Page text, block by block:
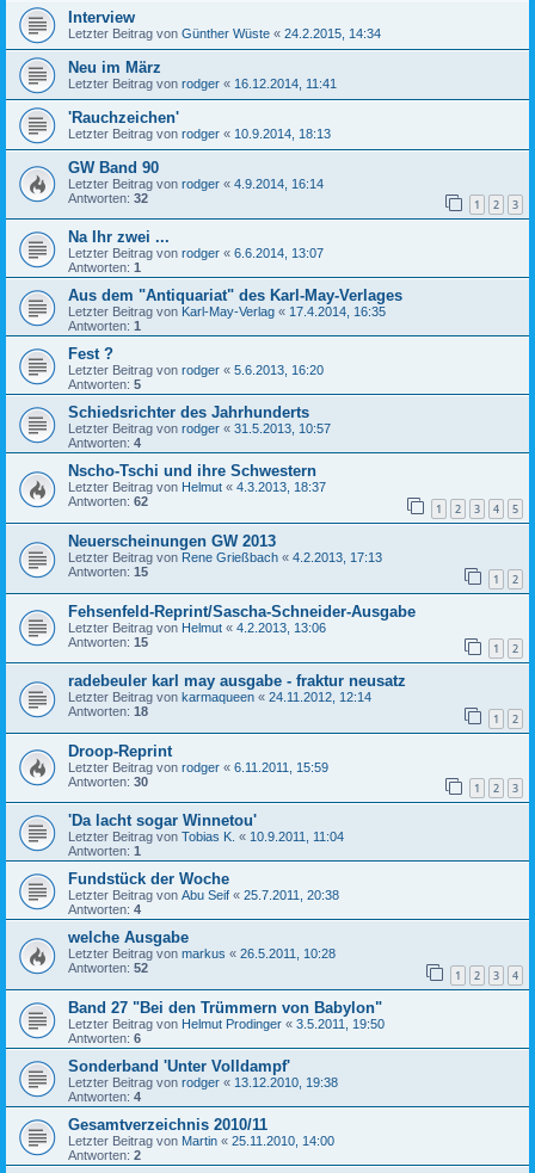
Interview
Letzter Beitrag von Günther Wüste « 24.2.2015, 14:34
Neu im März
Letzter Beitrag von rodger « 16.12.2014, 11:41
'Rauchzeichen'
Letzter Beitrag von rodger « 10.9.2014, 18:13
GW Band 90
Letzter Beitrag von rodger « 4.9.2014, 16:14
Antworten: 32 1 2 3
Na Ihr zwei ...
Letzter Beitrag von rodger « 6.6.2014, 13:07
Antworten: 1
Aus dem "Antiquariat" des Karl-May-Verlages
Letzter Beitrag von Karl-May-Verlag « 17.4.2014, 16:35
Antworten: 1
Fest ?
Letzter Beitrag von rodger « 5.6.2013, 16:20
Antworten: 5
Schiedsrichter des Jahrhunderts
Letzter Beitrag von rodger « 31.5.2013, 10:57
Antworten: 4
Nscho-Tschi und ihre Schwestern
Letzter Beitrag von Helmut « 4.3.2013, 18:37
Antworten: 62 1 2 3 4 5
Neuerscheinungen GW 2013
Letzter Beitrag von Rene Grießbach « 4.2.2013, 17:13
Antworten: 15 1 2
Fehsenfeld-Reprint/Sascha-Schneider-Ausgabe
Letzter Beitrag von Helmut « 4.2.2013, 13:06
Antworten: 15 1 2
radebeuler karl may ausgabe - fraktur neusatz
Letzter Beitrag von karmaqueen « 24.11.2012, 12:14
Antworten: 18 1 2
Droop-Reprint
Letzter Beitrag von rodger « 6.11.2011, 15:59
Antworten: 30 1 2 3
'Da lacht sogar Winnetou'
Letzter Beitrag von Tobias K. « 10.9.2011, 11:04
Antworten: 1
Fundstück der Woche
Letzter Beitrag von Abu Seif « 25.7.2011, 20:38
Antworten: 4
welche Ausgabe
Letzter Beitrag von markus « 26.5.2011, 10:28
Antworten: 52 1 2 3 4
Band 27 "Bei den Trümmern von Babylon"
Letzter Beitrag von Helmut Prodinger « 3.5.2011, 19:50
Antworten: 6
Sonderband 'Unter Volldampf'
Letzter Beitrag von rodger « 13.12.2010, 19:38
Antworten: 4
Gesamtverzeichnis 2010/11
Letzter Beitrag von Martin « 25.11.2010, 14:00
Antworten: 2